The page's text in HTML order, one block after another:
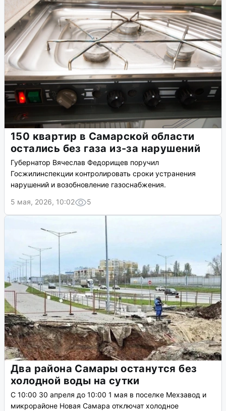
150 квартир в Самарской области
остались без газа из-за нарушений
Губернатор Вячеслав Федорищев поручил
Госжилинспекции контролировать сроки устранения
нарушений и возобновление газоснабжения.
5 мая, 2026, 10:02
5
Два района Самары останутся без
холодной воды на сутки
С 10:00 30 апреля до 10:00 1 мая в поселке Мехзавод и
микрорайоне Новая Самара отключат холодное